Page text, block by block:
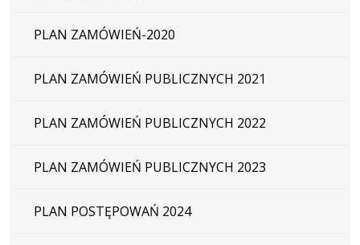
PLAN ZAMÓWIEŃ-2020
PLAN ZAMÓWIEŃ PUBLICZNYCH 2021
PLAN ZAMÓWIEŃ PUBLICZNYCH 2022
PLAN ZAMÓWIEŃ PUBLICZNYCH 2023
PLAN POSTĘPOWAŃ 2024